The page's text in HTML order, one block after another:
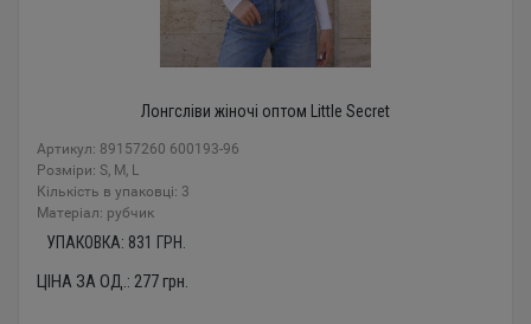
Лонгсліви жіночі оптом Little Secret
Артикул: 89157260 600193-96
Розміри: S, M, L
Кількість в упаковці: 3
Mатеріал: рубчик
УПАКОВКА: 831 ГРН.
ЦІНА ЗА ОД.: 277грн.